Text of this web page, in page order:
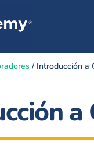
/ Introducción a